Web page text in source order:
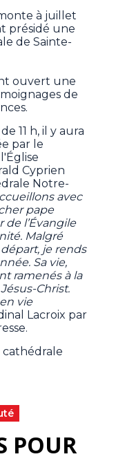
à juillet
présidé une
de Sainte-
ouvert une
de
11 h, il y aura
par le
Cyprien
Notre-
avec
pape
de l’Évangile
Malgré
je rends
Sa vie,
ramenés à la
Christ.
vie
Lacroix par
cathédrale
POUR